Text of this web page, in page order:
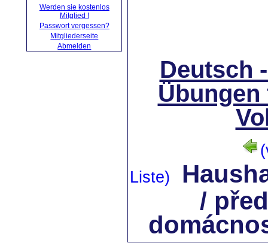
Werden sie kostenlos
Mitglied !
Passwort vergessen?
Mitgliederseite
Abmelden
Deutsch
Übungen
Liste)
/